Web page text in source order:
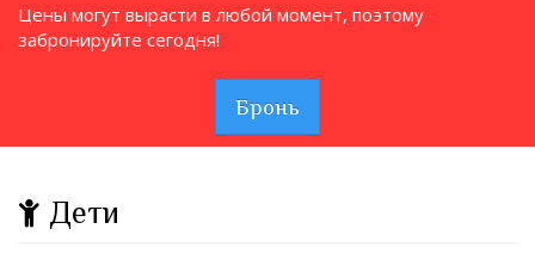
Цены могут вырасти в любой момент, поэтому
забронируйте сегодня!
Бронь
Дети